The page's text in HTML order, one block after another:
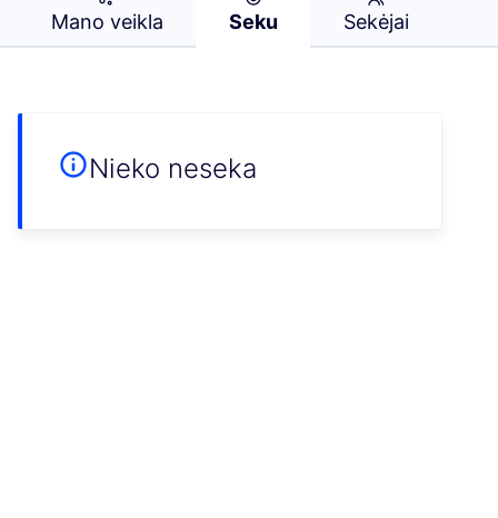
Mano veikla Seku Sekėjai
Nieko neseka